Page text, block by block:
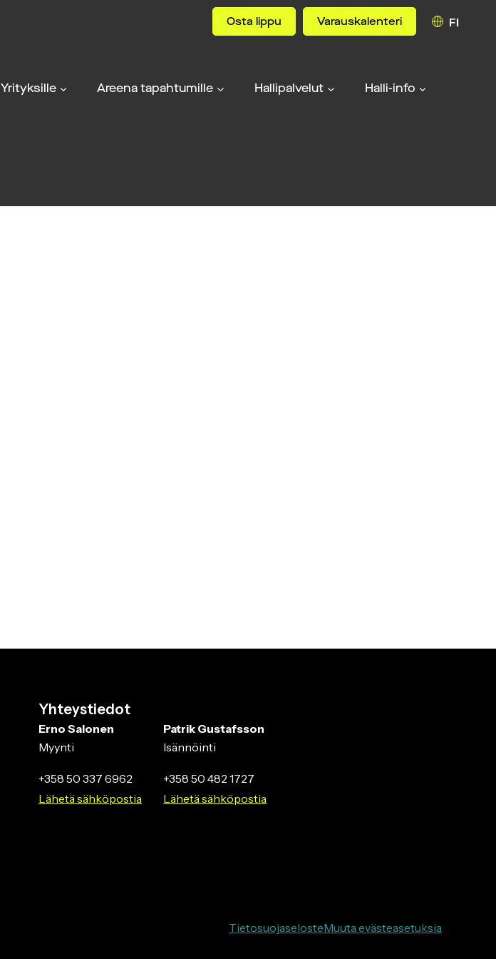
Osta lippu Varauskalenteri FI
Yrityksille Areena tapahtumille Hallipalvelut Halli-info
Yhteystiedot
Erno Salonen
Myynti
+358 50 337 6962
Lähetä sähköpostia
Patrik Gustafsson
Isännöinti
+358 50 482 1727
Lähetä sähköpostia
TietosuojaselosteMuuta evästeasetuksia